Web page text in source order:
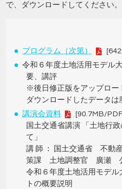
で、ダウンロードしてください。
プログラム（次第）
令和６年度土地活用モデル
要、講評
※後日修正版をアップロー
ダウンロードしたデータは
講演会資料
[90.7MB/
国土交通省講演 「土地行
て」
講 師 ： 国土交通省 不動
策課 土地調整官 廣瀬
令和６年度土地活用モデル
トの概要説明